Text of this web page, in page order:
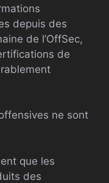
depuis des
de l’OffSec,
de
ne sont
que les
des